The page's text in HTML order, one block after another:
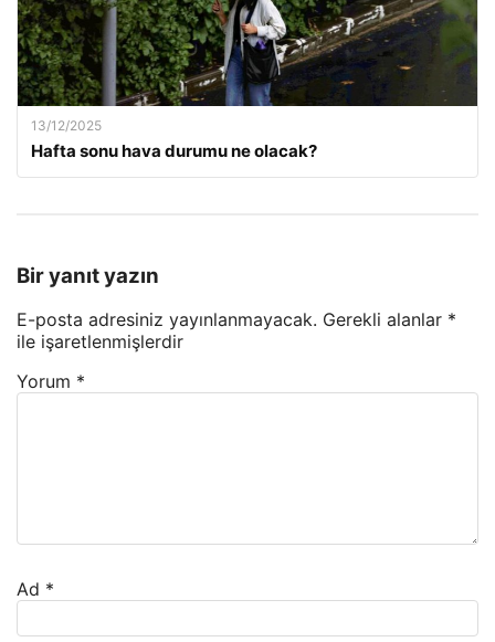
13/12/2025
Hafta sonu hava durumu ne olacak?
Bir yanıt yazın
E-posta adresiniz yayınlanmayacak. Gerekli alanlar *
ile işaretlenmişlerdir
Yorum *
Ad *